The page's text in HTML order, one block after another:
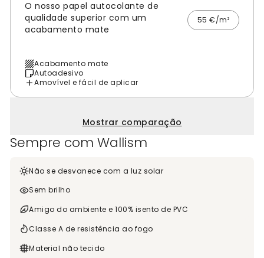
O nosso papel autocolante de
qualidade superior com um
acabamento mate
55 €/m²
Acabamento mate
Autoadesivo
Amovível e fácil de aplicar
Mostrar comparação
Sempre com Wallism
Não se desvanece com a luz solar
Sem brilho
Amigo do ambiente e 100% isento de PVC
Classe A de resistência ao fogo
Material não tecido